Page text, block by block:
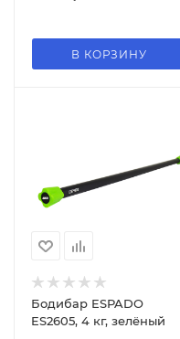
В КОРЗИНУ
Бодибар ESPADO
ES2605, 4 кг, зелёный